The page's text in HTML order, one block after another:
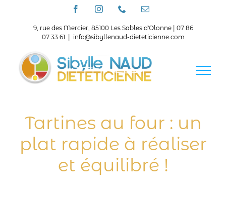
FacebookInstagramTéléphoneEmail
9, rue des Mercier, 85100 Les Sables d'Olonne | 07 86
07 33 61
info@sibyllenaud-dieteticienne.com
Tartines au four : un
plat rapide à réaliser
et équilibré !